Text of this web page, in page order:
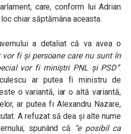
care, conform lui Adrian
chiar săptămâna aceasta.
a detaliat că va avea o
vor fi și persoane care nu sunt în
vor fi miniștri PNL și PSD”.
ar putea fi ministru de
o variantă, iar o altă variantă,
ar putea fi Alexandru Nazare,
A refuzat să dea și alte nume
spunând că
“e posibil ca